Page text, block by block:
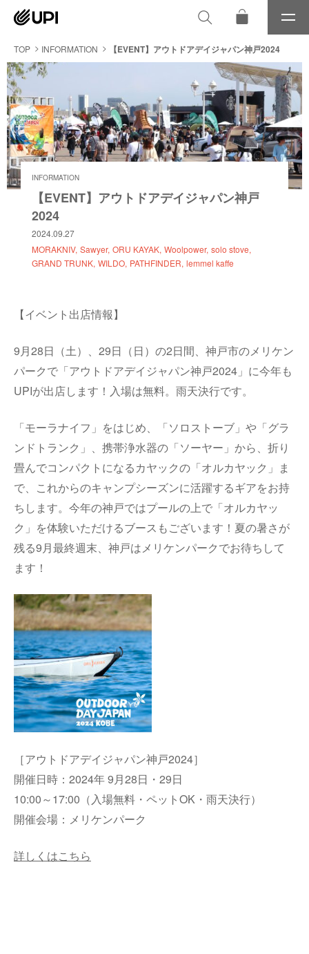
メ
ニ
ー
TOP INFORMATION 【EVENT】アウトドアデイジャパン神戸2024
INFORMATION
【EVENT】アウトドアデイジャパン神戸
2024
2024.09.27
MORAKNIV Sawyer ORU KAYAK Woolpower solo stove
GRAND TRUNK WILDO PATHFINDER lemmel kaffe
【イベント出店情報】
9月28日（土）、29日（日）の2日間、神戸市のメリケン
パークで「アウトドアデイジャパン神戸2024」に今年も
UPIが出店します！入場は無料。雨天決行です。
「モーラナイフ」をはじめ、「ソロストーブ」や「グラ
ンドトランク」、携帯浄水器の「ソーヤー」から、折り
畳んでコンパクトになるカヤックの「オルカヤック」ま
で、これからのキャンプシーズンに活躍するギアをお持
ちします。今年の神戸ではプールの上で「オルカヤッ
ク」を体験いただけるブースもございます！夏の暑さが
残る9月最終週末、神戸はメリケンパークでお待ちして
ます！
［アウトドアデイジャパン神戸2024］
開催日時：2024年 9月28日・29日
10:00～17:00（入場無料・ペットOK・雨天決行）
開催会場：メリケンパーク
詳しくはこちら